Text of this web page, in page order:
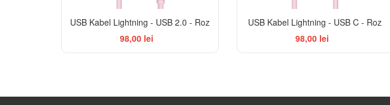
USB Kabel Lightning - USB 2.0 - Roz
98,00 lei
USB Kabel Lightning - USB C - Roz
98,00 lei